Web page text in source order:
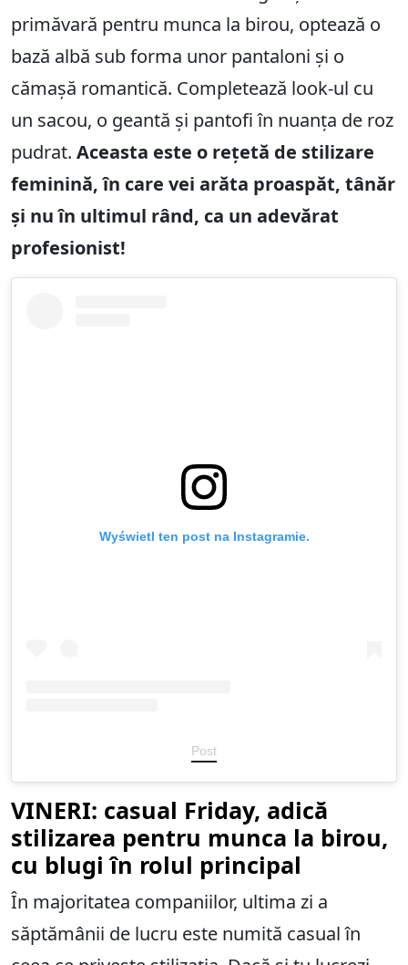
primăvară pentru munca la birou, optează o
bază albă sub forma unor pantaloni și o
cămașă romantică. Completează look-ul cu
un sacou, o geantă și pantofi în nuanța de roz
pudrat. Aceasta este o rețetă de stilizare
feminină, în care vei arăta proaspăt, tânăr
și nu în ultimul rând, ca un adevărat
profesionist!
Wyświetl ten post na Instagramie.
Post
VINERI: casual Friday, adică
stilizarea pentru munca la birou,
cu blugi în rolul principal
În majoritatea companiilor, ultima zi a
săptămânii de lucru este numită casual în